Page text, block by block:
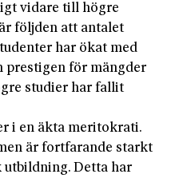
vidare till högre
följden att antalet
har ökat med
prestigen för mängder
studier har fallit
i en äkta meritokrati.
är fortfarande starkt
Detta har